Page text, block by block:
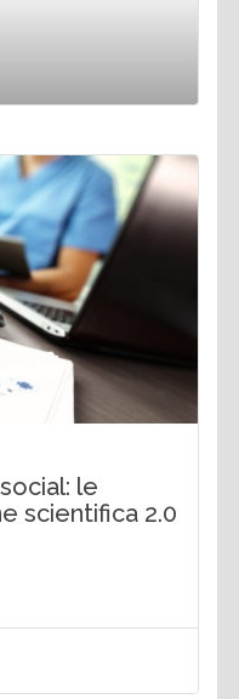
le
scientifica 2.0